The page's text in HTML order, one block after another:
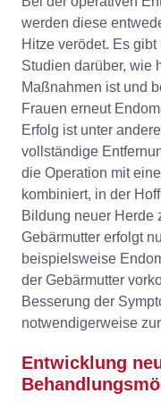
werden diese
Hitze verödet. Es
Studien darüber, wie
Maßnahmen ist und
Frauen erneut
Erfolg ist unter
vollständige
die Operation mit
kombiniert, in der
Bildung neuer Herde
Gebärmutter erfolgt
beispielsweise
der Gebärmutter
Besserung der
notwendigerweise
Entwicklung